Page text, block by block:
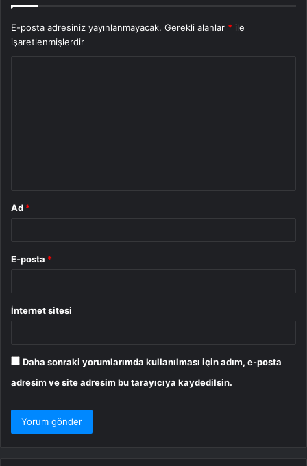
E-posta adresiniz yayınlanmayacak. Gerekli alanlar * ile
işaretlenmişlerdir
Ad *
E-posta *
İnternet sitesi
Daha sonraki yorumlarımda kullanılması için adım, e-posta
adresim ve site adresim bu tarayıcıya kaydedilsin.